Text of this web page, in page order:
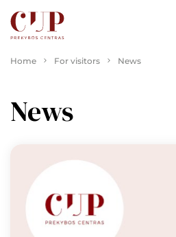
Home For visitors News
News